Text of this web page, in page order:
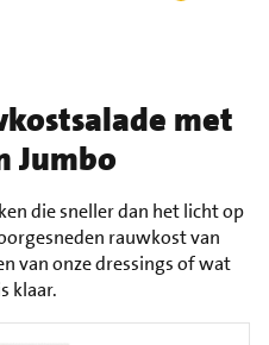
met
Jumbo
die sneller dan het licht op
rauwkost van
van onze dressings of wat
klaar.